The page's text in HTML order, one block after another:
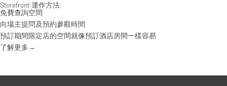
Storefront 運作方法:
免費查詢空間
向場主提問及預約參觀時間
預訂期間限定店的空間就像預訂酒店房間一樣容易
了解更多→